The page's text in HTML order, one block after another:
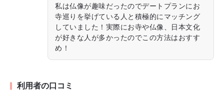
私は仏像が趣味だったのでデートプランにお
寺巡りを挙げている人と積極的にマッチング
していました！実際にお寺や仏像、日本文化
が好きな人が多かったのでこの方法はおすす
め！
利用者の口コミ